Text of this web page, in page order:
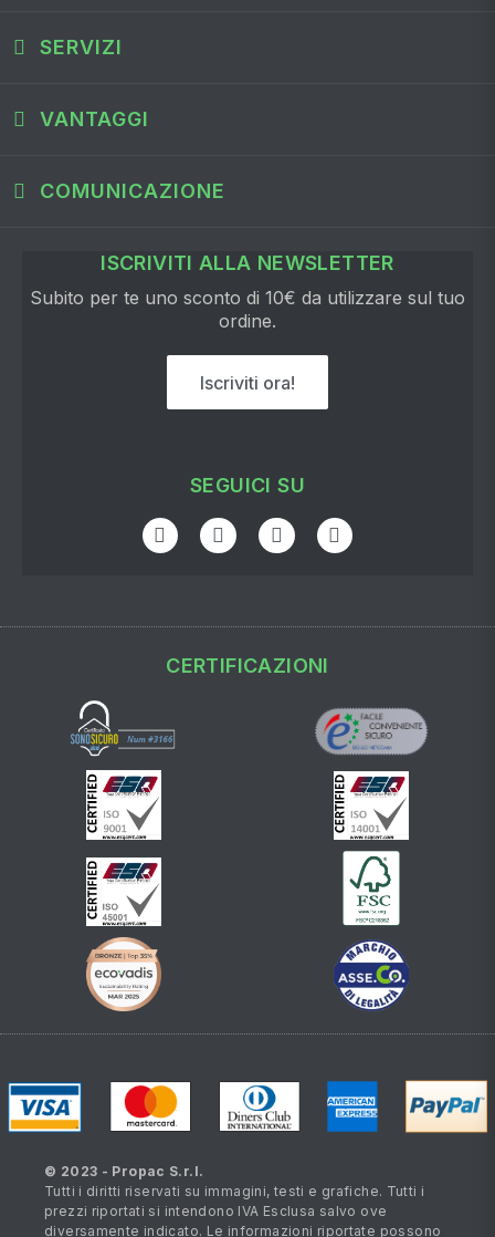
SERVIZI
VANTAGGI
COMUNICAZIONE
ISCRIVITI ALLA NEWSLETTER
Subito per te uno sconto di 10€ da utilizzare sul tuo
ordine.
Iscriviti ora!
SEGUICI SU
CERTIFICAZIONI
© 2023 - Propac S.r.l.
Tutti i diritti riservati su immagini, testi e grafiche. Tutti i
prezzi riportati si intendono IVA Esclusa salvo ove
diversamente indicato. Le informazioni riportate possono